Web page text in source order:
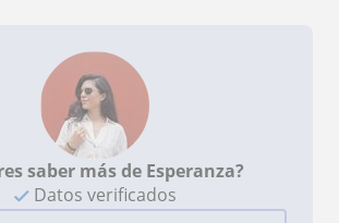
saber más de Esperanza?
Datos verificados